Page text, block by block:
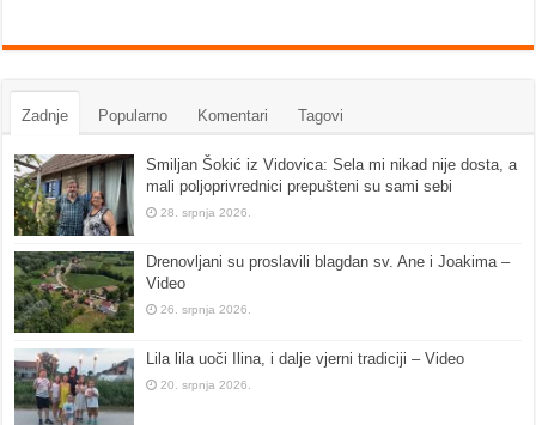
Zadnje Popularno Komentari Tagovi
Smiljan Šokić iz Vidovica: Sela mi nikad nije dosta, a
mali poljoprivrednici prepušteni su sami sebi
28. srpnja 2026.
Drenovljani su proslavili blagdan sv. Ane i Joakima –
Video
26. srpnja 2026.
Lila lila uoči Ilina, i dalje vjerni tradiciji – Video
20. srpnja 2026.